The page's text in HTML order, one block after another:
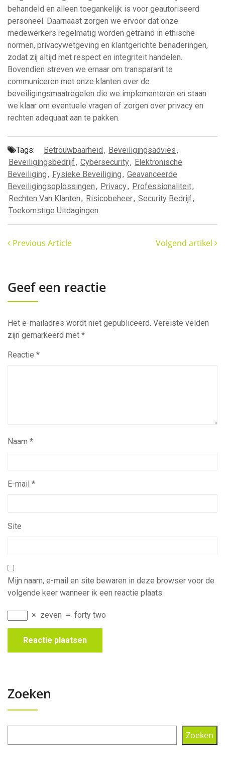
behandeld en alleen toegankelijk is voor geautoriseerd
personeel. Daarnaast zorgen we ervoor dat onze
medewerkers regelmatig worden getraind in ethische
normen, privacywetgeving en klantgerichte benaderingen,
zodat zij altijd met respect en integriteit handelen.
Bovendien streven we ernaar om transparant te
communiceren met onze klanten over de
beveiligingsmaatregelen die we implementeren en staan
we klaar om eventuele vragen of zorgen over privacy en
rechten adequaat aan te pakken.
Tags: Betrouwbaarheid, Beveiligingsadvies,
Beveiligingsbedrijf, Cybersecurity, Elektronische
Beveiliging, Fysieke Beveiliging, Geavanceerde
Beveiligingsoplossingen, Privacy, Professionaliteit,
Rechten Van Klanten, Risicobeheer, Security Bedrijf,
Toekomstige Uitdagingen
Previous Article Volgend artikel
Geef een reactie
Het e-mailadres wordt niet gepubliceerd. Vereiste velden
zijn gemarkeerd met *
Reactie *
Naam *
E-mail *
Site
Mijn naam, e-mail en site bewaren in deze browser voor de
volgende keer wanneer ik een reactie plaats.
× zeven = forty two
Zoeken
Zoeken